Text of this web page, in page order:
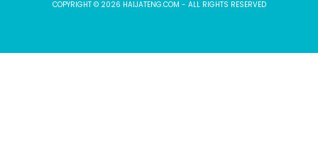
COPYRIGHT © 2026 HAIJATENG.COM - ALL RIGHTS RESERVED